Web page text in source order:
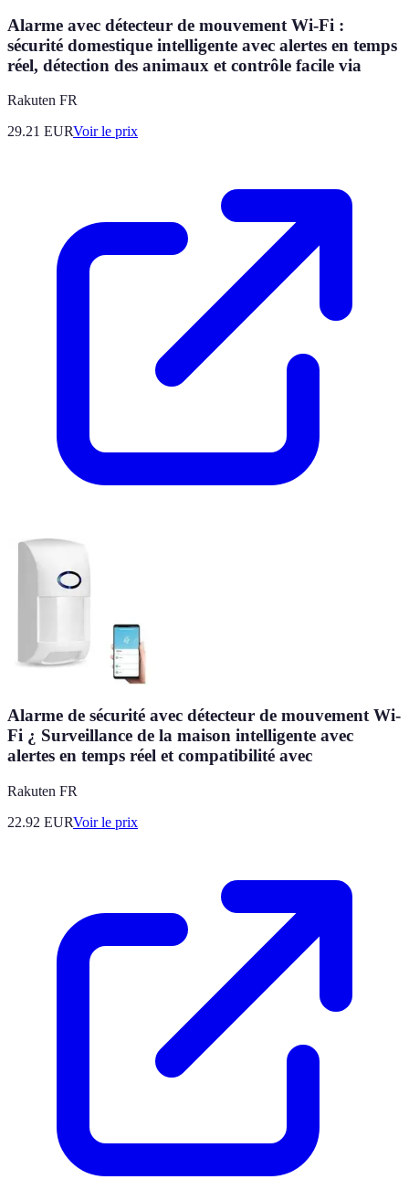
Alarme avec détecteur de mouvement Wi-Fi :
sécurité domestique intelligente avec alertes en temps
réel, détection des animaux et contrôle facile via
Rakuten FR
29.21 EURVoir le prix
Alarme de sécurité avec détecteur de mouvement Wi-
Fi ¿ Surveillance de la maison intelligente avec
alertes en temps réel et compatibilité avec
Rakuten FR
22.92 EURVoir le prix